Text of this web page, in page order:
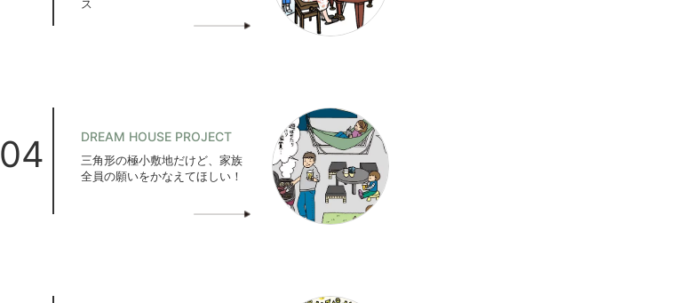
ス
04 DREAM HOUSE PROJECT
三角形の極小敷地だけど、家族
全員の願いをかなえてほしい！